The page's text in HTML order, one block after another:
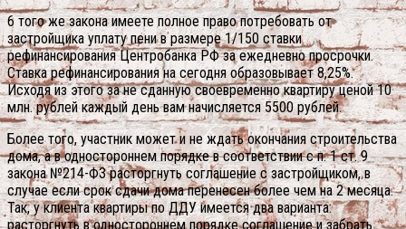
6 того же закона имеете полное право потребовать от
застройщика уплату пени в размере 1/150 ставки
рефинансирования Центробанка РФ за ежедневно просрочки.
Ставка рефинансирования на сегодня образовывает 8,25%.
Исходя из этого за не сданную своевременно квартиру ценой 10
млн. рублей каждый день вам начисляется 5500 рублей.
Более того, участник может и не ждать окончания строительства
дома, а в одностороннем порядке в соответствии с п. 1 ст. 9
закона №214-ФЗ расторгнуть соглашение с застройщиком, в
случае если срок сдачи дома перенесен более чем на 2 месяца.
Так, у клиента квартиры по ДДУ имеется два варианта:
расторгнуть в одностороннем порядке соглашение и забрать